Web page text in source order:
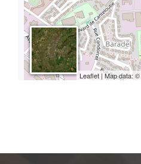
Leaflet| Map data: ©